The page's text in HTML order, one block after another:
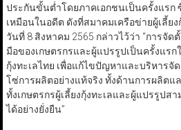
ประกันขั้นต่ำโดยภาคเอกชนเป็นครั้งแรก
เหมือนในอดีต ดังที่สมาคมเครือข่ายผู้เลี้ย
วันที่ 8 สิงหาคม 2565 กล่าวไว้ว่า “การจัด
มือของเกษตรกรและผู้แปรรูปเป็นครั้งแร
กุ้งทะเลไทย เพื่อแก้ไขปัญหาและบริหารจั
โซ่การผลิตอย่างแท้จริง ทั้งด้านการผลิตแ
ทั้งเกษตรกรผู้เลี้ยงกุ้งทะเลและผู้แปรรูปส
ได้อย่างยั่งยืน”